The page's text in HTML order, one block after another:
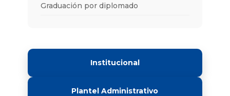
Graduación por diplomado
Institucional
Plantel Administrativo